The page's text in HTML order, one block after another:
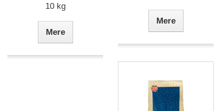
10 kg
Mere
Mere